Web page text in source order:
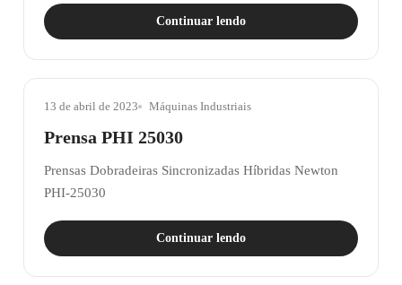
Continuar lendo
13 de abril de 2023 Máquinas Industriais
Prensa PHI 25030
Prensas Dobradeiras Sincronizadas Híbridas Newton
PHI-25030
Continuar lendo